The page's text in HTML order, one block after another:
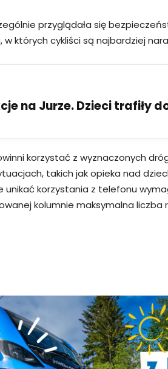
przyglądała się
których cykliści są najbardziej
na Jurze. Dzieci trafiły
korzystać z wyznaczonych
takich jak opieka nad
unikać korzystania z telefonu
kolumnie maksymalna